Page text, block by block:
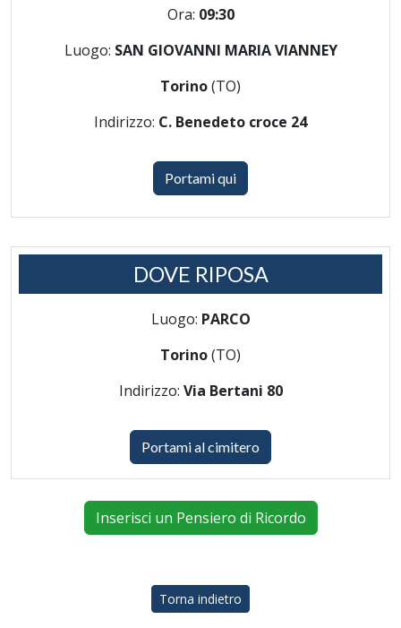
Ora: 09:30
Luogo: SAN GIOVANNI MARIA VIANNEY
Torino(TO)
Indirizzo: C. Benedeto croce 24
Portami qui
DOVE RIPOSA
Luogo: PARCO
Torino(TO)
Indirizzo: Via Bertani 80
Portami al cimitero
Inserisci un Pensiero di Ricordo
Torna indietro